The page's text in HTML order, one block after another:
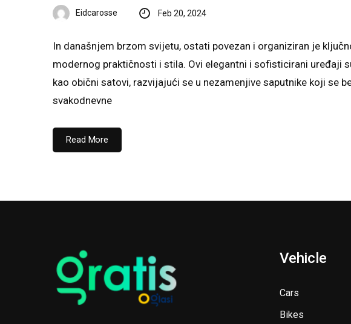
Eidcarosse Feb 20, 2024
In današnjem brzom svijetu, ostati povezan i organiziran je
modernog praktičnosti i stila. Ovi elegantni i sofisticirani uređaji
kao obični satovi, razvijajući se u nezamenjive saputnike koji se
svakodnevne
Read More
Vehicle
Cars
Bikes